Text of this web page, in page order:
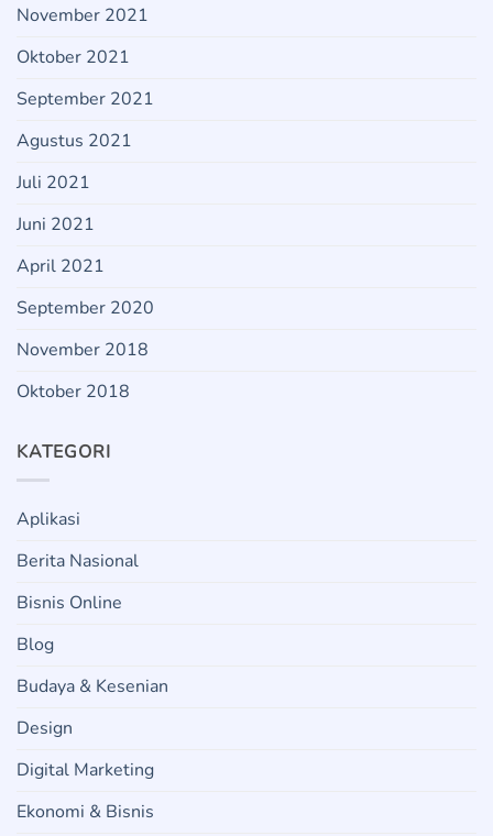
November 2021
Oktober 2021
September 2021
Agustus 2021
Juli 2021
Juni 2021
April 2021
September 2020
November 2018
Oktober 2018
KATEGORI
Aplikasi
Berita Nasional
Bisnis Online
Blog
Budaya & Kesenian
Design
Digital Marketing
Ekonomi & Bisnis